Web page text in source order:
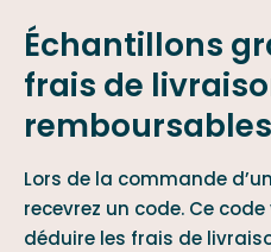
Échantillons
frais de
remboursables
Lors de la commande
recevrez un code. Ce
déduire les frais de